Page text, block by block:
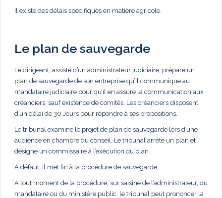
Il existe des délais spécifiques en matière agricole.
Le plan de sauvegarde
Le dirigeant, assisté d’un administrateur judiciaire, prépare un
plan de sauvegarde de son entreprise qu’il communique au
mandataire judiciaire pour qu’il en assure la communication aux
créanciers, sauf existence de comités. Les créanciers disposent
d’un délai de 30 Jours pour répondre à ses propositions.
Le tribunal examine le projet de plan de sauvegarde lors d’une
audience en chambre du conseil. Le tribunal arrête un plan et
désigne un commissaire à l’exécution du plan.
A défaut, il met fin à la procédure de sauvegarde.
A tout moment de la procédure, sur saisine de l’administrateur, du
mandataire ou du ministère public, le tribunal peut prononcer la